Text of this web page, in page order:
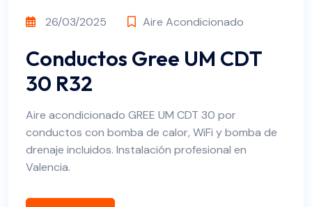
26/03/2025 Aire Acondicionado
Conductos Gree UM CDT
30 R32
Aire acondicionado GREE UM CDT 30 por
conductos con bomba de calor, WiFi y bomba de
drenaje incluidos. Instalación profesional en
Valencia.